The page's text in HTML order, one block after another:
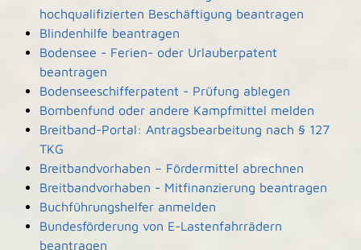
hochqualifizierten Beschäftigung beantragen
Blindenhilfe beantragen
Bodensee - Ferien- oder Urlauberpatent
beantragen
Bodenseeschifferpatent - Prüfung ablegen
Bombenfund oder andere Kampfmittel melden
Breitband-Portal: Antragsbearbeitung nach § 127
TKG
Breitbandvorhaben – Fördermittel abrechnen
Breitbandvorhaben - Mitfinanzierung beantragen
Buchführungshelfer anmelden
Bundesförderung von E-Lastenfahrrädern
beantragen